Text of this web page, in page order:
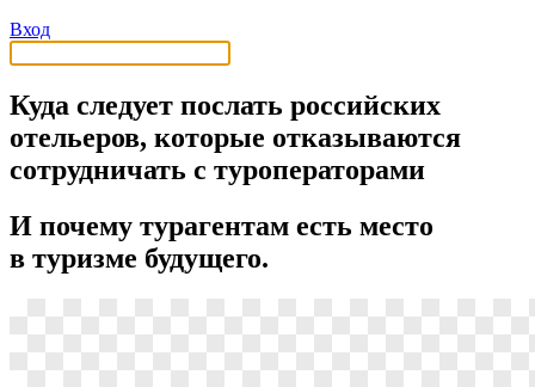
Вход
Куда следует послать российских
отельеров, которые отказываются
сотрудничать с туроператорами
И почему турагентам есть место
в туризме будущего.